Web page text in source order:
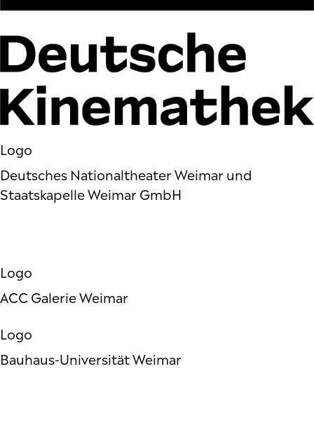
Logo
Deutsches Nationaltheater Weimar und
Staatskapelle Weimar GmbH
Logo
ACC Galerie Weimar
Logo
Bauhaus-Universität Weimar